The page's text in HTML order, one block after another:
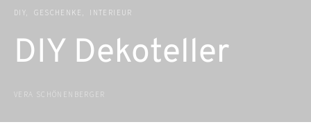
DIY GESCHENKE INTERIEUR
DIY Dekoteller
VERA SCHÖNENBERGER